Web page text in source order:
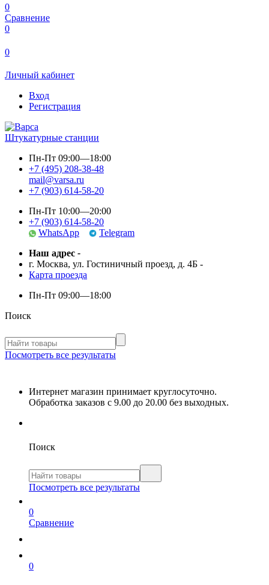
0
Сравнение
0
0
Личный кабинет
Вход
Регистрация
Штукатурные станции
Пн-Пт 09:00—18:00
+7 (495) 208-38-48
mail@varsa.ru
+7 (903) 614-58-20
Пн-Пт 10:00—20:00
+7 (903) 614-58-20
WhatsApp
Telegram
Наш адрес -
г. Москва, ул. Гостиничный проезд, д. 4Б -
Карта проезда
Пн-Пт 09:00—18:00
Поиск
Посмотреть все результаты
Интернет магазин принимает круглосуточно.
Обработка заказов с 9.00 до 20.00 без выходных.
Поиск
Посмотреть все результаты
0
Сравнение
0